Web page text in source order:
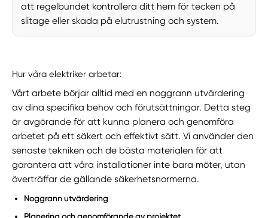
att regelbundet kontrollera ditt hem för tecken på
slitage eller skada på elutrustning och system.
Hur våra elektriker arbetar:
Vårt arbete börjar alltid med en noggrann utvärdering
av dina specifika behov och förutsättningar. Detta steg
är avgörande för att kunna planera och genomföra
arbetet på ett säkert och effektivt sätt. Vi använder den
senaste tekniken och de bästa materialen för att
garantera att våra installationer inte bara möter, utan
överträffar de gällande säkerhetsnormerna.
Noggrann utvärdering